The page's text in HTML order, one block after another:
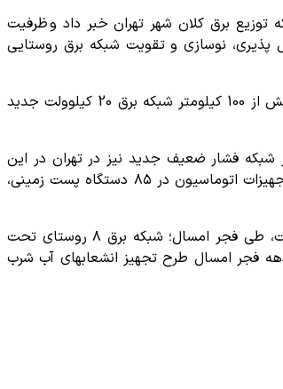
شبکه توزیع برق کلان شهر تهران خبر داد و ظرفیت
پذیری، نوسازی و تقویت شبکه برق روستایی
وی افزود: به همت تلاشگران و متخصصان این شرکت ١١٦ دستگاه پست جدید برق با مجموع ظرفیت ٦٧ مگاولت آمپر، مورد بهره برداری قرار گرفته و از بیش از 100 کیلومتر شبکه برق 20 کیلوولت جدید
همزمان با تعویض و نوسازی بیش از 160 کیلومتر شبکه فشار متوسط و بیش از 110 کیلومتر شبکه فشار ضعیف، 70 کیلومتر شبکه فشار ضعیف جدید نیز در تهران در این
ایام احداث شده است، خاطرنشان کرد: پس از موفقیت در تجهیز و اتوماسیون هزار و 200 پست برق پایتخت، طی دهه فجر امسال شاهد بهره برداری از تجهیزات اتوماسیون در ٨٥ دستگاه پست زمینی،
مدیرعامل شرکت توزیع نیروی برق تهران بزرگ در پایان گفت: با نصب ١٢ دستگاه پست توزیع و بهسازی 10 کیلومتر از شبکه برق روستاهای مجاور پایتخت، طی فجر امسال؛ شبکه برق ٨ روستای تحت
فجر امسال طرح تجهیز انشعابهای آب شرب